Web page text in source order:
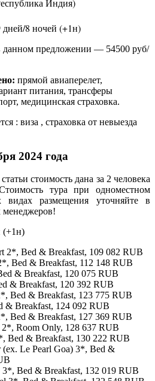
Индия)
дней/8 ночей (+1н)
данном предложении — 54500 руб/
прямой авиаперелет,
питания, трансферы
медицинская страховка.
: виза , страховка от невыезда
2024 года
стоимость дана за 2 человека
тура при одноместном
размещения уточняйте в
менеджеров!
(+1н)
2*, Bed & Breakfast, 109 082 RUB
Bed & Breakfast, 112 148 RUB
& Breakfast, 120 075 RUB
& Breakfast, 120 392 RUB
Bed & Breakfast, 123 775 RUB
& Breakfast, 124 092 RUB
Bed & Breakfast, 127 369 RUB
2*, Room Only, 128 637 RUB
Bed & Breakfast, 130 222 RUB
Le Pearl Goa) 3*, Bed &
3*, Bed & Breakfast, 132 019 RUB